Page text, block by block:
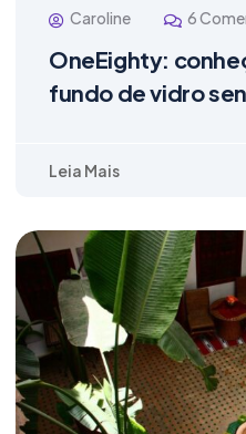
Caroline 6
OneEighty:
fundo de vidro
Leia Mais